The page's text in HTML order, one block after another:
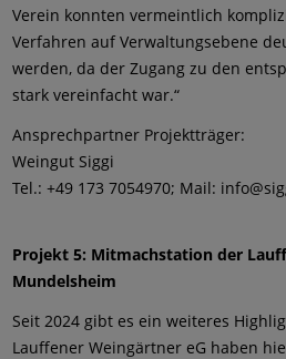
Verein konnten vermeintlich
Verfahren auf Verwaltungsebene
werden, da der Zugang zu den
stark vereinfacht war.“
Ansprechpartner Projektträger:
Weingut Siggi
Tel.: +49 173 7054970; Mail:
Projekt 5: Mitmachstation der
Mundelsheim
Seit 2024 gibt es ein weiteres
Lauffener Weingärtner eG haben